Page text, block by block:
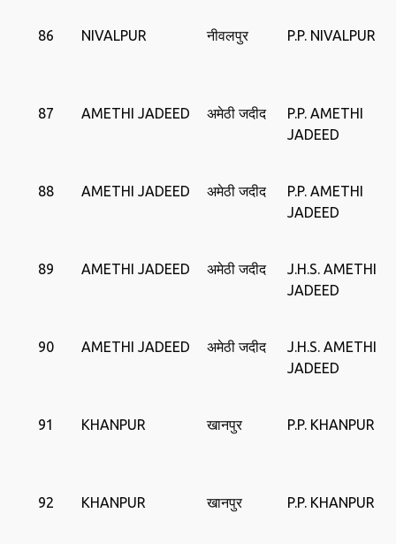
86 NIVALPUR नीवलपुर P.P. NIVALPUR
87 AMETHI JADEED अमेठी जदीद
P.P. AMETHI
JADEED
88 AMETHI JADEED अमेठी जदीद
P.P. AMETHI
JADEED
89 AMETHI JADEED अमेठी जदीद
J.H.S. AMETHI
JADEED
90 AMETHI JADEED अमेठी जदीद
J.H.S. AMETHI
JADEED
91 KHANPUR खानपुर P.P. KHANPUR
92 KHANPUR खानपुर P.P. KHANPUR